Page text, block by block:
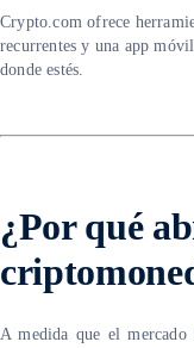
Crypto.com ofrece
recurrentes y una app
donde estés.
¿Por qué
A medida que el mercado